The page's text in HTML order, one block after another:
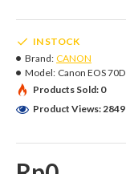
IN STOCK
Brand: CANON
Model: Canon EOS 70D
Products Sold: 0
Product Views: 2849